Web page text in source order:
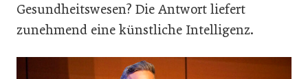
Gesundheitswesen? Die Antwort liefert
zunehmend eine künstliche Intelligenz.